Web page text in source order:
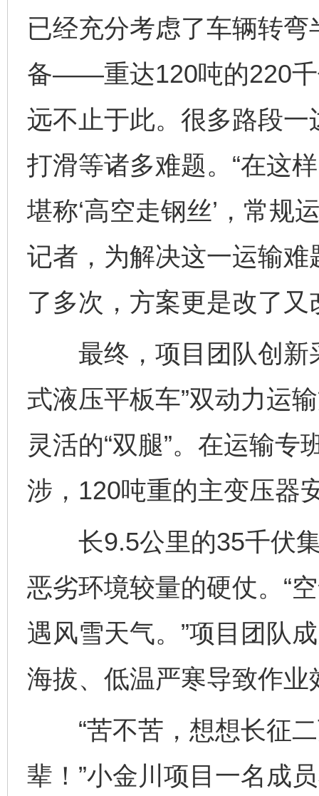
已经充分考虑了车辆转
备——重达120吨的220千
远不止于此。很多路段
打滑等诸多难题。“在这
堪称‘高空走钢丝’，常规
记者，为解决这一运输
了多次，方案更是改了又
最终，项目团队创新
式液压平板车”双动力运
灵活的“双腿”。在运输
涉，120吨重的主变压器
长9.5公里的35千伏集
恶劣环境较量的硬仗。“
遇风雪天气。”项目团队
海拔、低温严寒导致作业
“苦不苦，想想长征二
辈！”小金川项目一名成